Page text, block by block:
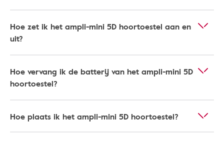
Hoe zet ik het ampli-mini 5D hoortoestel aan en
uit?
Hoe vervang ik de batterij van het ampli-mini 5D
hoortoestel?
Hoe plaats ik het ampli-mini 5D hoortoestel?